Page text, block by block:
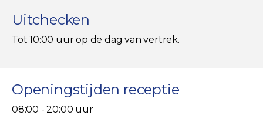
Uitchecken
Tot 10:00 uur op de dag van vertrek.
Openingstijden receptie
08:00 - 20:00 uur